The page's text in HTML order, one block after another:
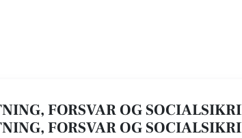
FORSVAR OG
FORSVAR OG